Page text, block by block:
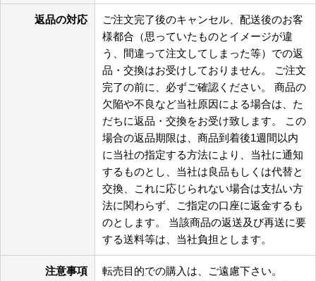
返品の対応
ご注文完了後のキャンセル、配送後のお客
様都合（思っていたものとイメージが違
う、間違って注文してしまった等）での返
品・交換はお受けしておりません。 ご注文
完了の前に、必ずご確認ください。 商品の
欠陥や不良など当社原因による場合は、た
だちに返品・交換をお受け致します。 この
場合の返品期限は、商品到着後1週間以内
に当社の指定する方法により、当社に通知
するものとし、当社は良品もしくは代替と
交換、これに応じられない場合は支払い方
法に関わらず、ご指定の口座に返金するも
のとします。 当該商品の返送及び再送に要
する送料等は、当社負担とします。
注意事項
転売目的での購入は、ご遠慮下さい。